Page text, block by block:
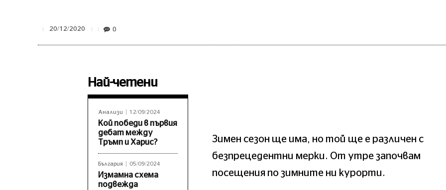
20/12/2020 0
Най-четени
Анализи 12/09/2024
Кой победи в първия
дебат между
Тръмп и Харис?
България 05/09/2024
Измамна схема
подвежда
Зимен сезон ще има, но той ще е различен с
безпрецедентни мерки. От утре започвам
посещения по зимните ни курорти.